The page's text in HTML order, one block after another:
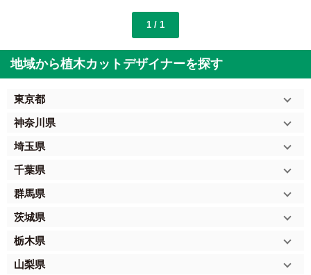
1 / 1
地域から植木カットデザイナーを探す
東京都
神奈川県
埼玉県
千葉県
群馬県
茨城県
栃木県
山梨県